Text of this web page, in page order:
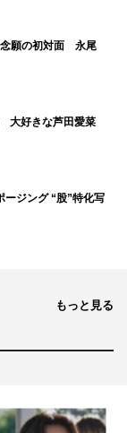
念願の初対面 永尾
大好きな芦田愛菜
ージング “股”特化写
もっと見る